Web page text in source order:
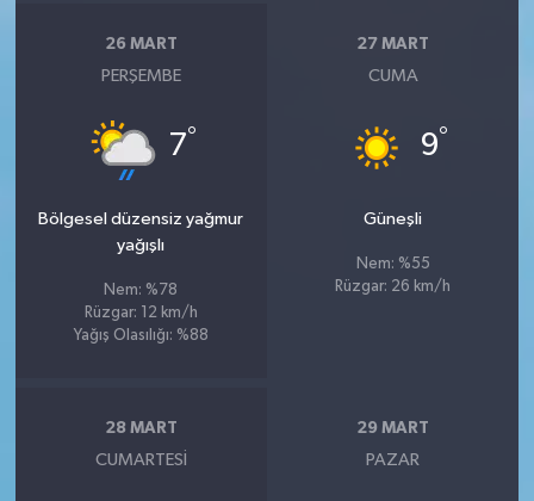
26 MART
PERŞEMBE
7°
Bölgesel düzensiz yağmur
yağışlı
Nem: %78
Rüzgar: 12 km/h
Yağış Olasılığı: %88
27 MART
CUMA
9°
Güneşli
Nem: %55
Rüzgar: 26 km/h
28 MART
CUMARTESI
29 MART
PAZAR